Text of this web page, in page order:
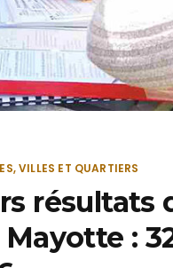
VILLES ET QUARTIERS
résultats
: